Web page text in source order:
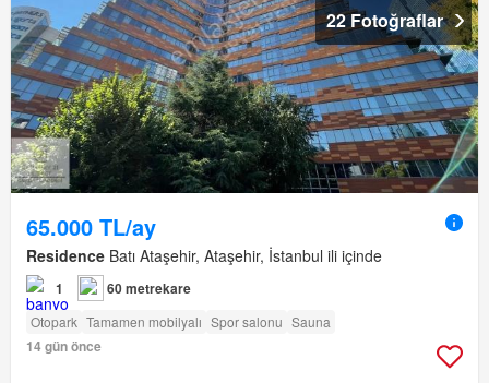
22 Fotoğraflar
65.000 TL/ay
Residence Batı Ataşehir, Ataşehir, İstanbul ili içinde
1 60 metrekare
Otopark Tamamen mobilyalı Spor salonu Sauna
14 gün önce